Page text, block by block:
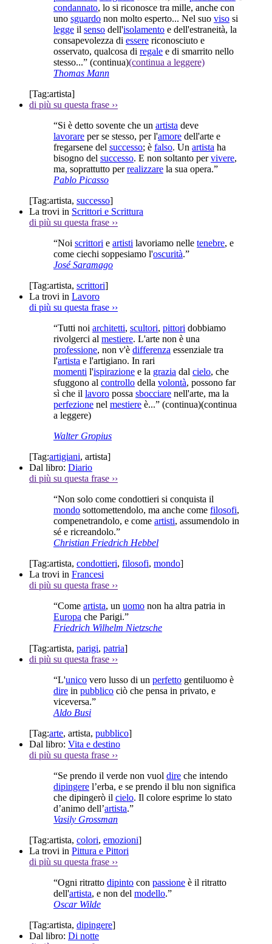
condannato, lo si riconosce tra mille, anche con
uno sguardo non molto esperto... Nel suo viso si
legge il senso dell'isolamento e dell'estraneità, la
consapevolezza di essere riconosciuto e
osservato, qualcosa di regale e di smarrito nello
stesso...” (continua)(continua a leggere)
Thomas Mann
[Tag:artista]
di più su questa frase ››
“Si è detto sovente che un artista deve
lavorare per se stesso, per l'amore dell'arte e
fregarsene del successo; è falso. Un artista ha
bisogno del successo. E non soltanto pervivere,
ma, soprattutto perrealizzare la sua opera.”
Pablo Picasso
[Tag:artista, successo]
La trovi in Scrittori e Scrittura
di più su questa frase ››
“Noi scrittori e artisti lavoriamo nelle tenebre, e
come ciechi soppesiamo l'oscurità.”
José Saramago
[Tag:artista, scrittori]
La trovi in Lavoro
di più su questa frase ››
“Tutti noi architetti, scultori, pittori dobbiamo
rivolgerci al mestiere. L'arte non è una
professione, non v'è differenza essenziale tra
l'artista e l'artigiano. In rari
momenti l'ispirazione e la grazia dal cielo, che
sfuggono al controllo della volontà, possono far
sì che il lavoro possa sbocciare nell'arte, ma la
perfezione nel mestiere è...” (continua)(continua
a leggere)
Walter Gropius
[Tag:artigiani, artista]
Dal libro: Diario
di più su questa frase ››
“Non solo come condottieri si conquista il
mondo sottomettendolo, ma anche come filosofi,
compenetrandolo, e come artisti, assumendolo in
sé e ricreandolo.”
Christian Friedrich Hebbel
[Tag:artista, condottieri, filosofi, mondo]
La trovi in Francesi
di più su questa frase ››
“Come artista, un uomo non ha altra patria in
Europa che Parigi.”
Friedrich Wilhelm Nietzsche
[Tag:artista, parigi, patria]
di più su questa frase ››
“L'unico vero lusso di un perfetto gentiluomo è
dire in pubblico ciò che pensa in privato, e
viceversa.”
Aldo Busi
[Tag:arte, artista, pubblico]
Dal libro: Vita e destino
di più su questa frase ››
“Se prendo il verde non vuol dire che intendo
dipingere l’erba, e se prendo il blu non significa
che dipingerò il cielo. Il colore esprime lo stato
d’animo dell’artista.”
Vasily Grossman
[Tag:artista, colori, emozioni]
La trovi in Pittura e Pittori
di più su questa frase ››
“Ogni ritratto dipinto con passione è il ritratto
dell'artista, e non del modello.”
Oscar Wilde
[Tag:artista, dipingere]
Dal libro: Di notte